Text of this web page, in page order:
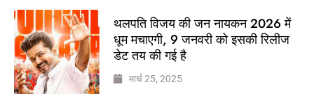
थलपति विजय की जन नायकन 2026 में
धूम मचाएगी, 9 जनवरी को इसकी रिलीज
डेट तय की गई है
मार्च 25, 2025